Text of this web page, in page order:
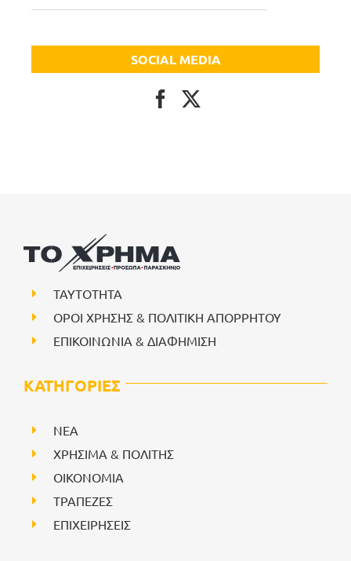
SOCIAL MEDIA
ΤΑΥΤΟΤΗΤΑ
ΟΡΟΙ ΧΡΗΣΗΣ & ΠΟΛΙΤΙΚΗ ΑΠΟΡΡΗΤΟΥ
ΕΠΙΚΟΙΝΩΝΙΑ & ΔΙΑΦΗΜΙΣΗ
ΚΑΤΗΓΟΡΙΕΣ
NEA
ΧΡΗΣΙΜΑ & ΠΟΛΙΤΗΣ
ΟΙΚΟΝΟΜΙΑ
ΤΡΑΠΕΖΕΣ
ΕΠΙΧΕΙΡΗΣΕΙΣ